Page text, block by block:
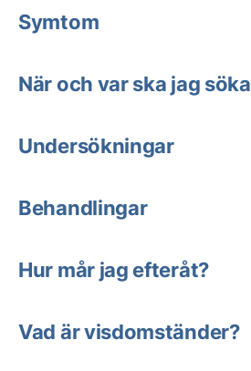
Symtom
När och var ska jag
Undersökningar
Behandlingar
Hur mår jag efteråt?
Vad är visdomständer?